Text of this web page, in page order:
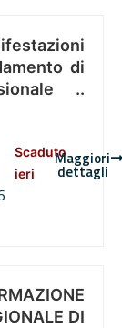
di
..
Scaduto
ieri
Maggiori
dettagli
DI